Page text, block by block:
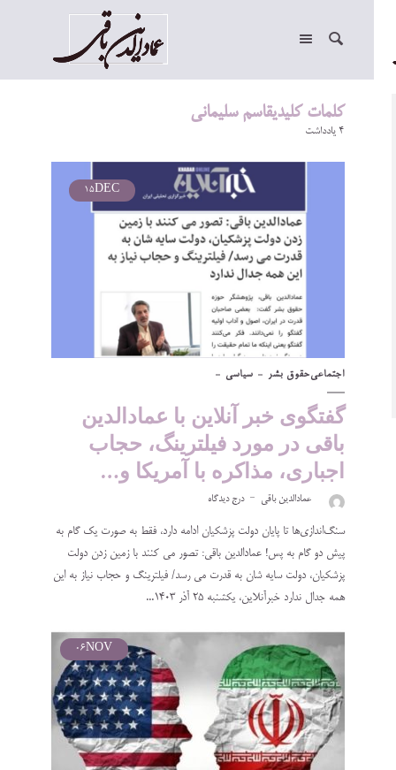
کلمات کلیدیقاسم سلیمانی
4 یادداشت
DEC
15
اجتماعیحقوق بشر سیاسی
گفتگوی خبر آنلاین با عمادالدین
باقی در مورد فیلترینگ، حجاب
اجباری، مذاکره با آمریکا و…
عمادالدین باقی درج دیدگاه
سنگ‌اندازی‌ها تا پایان دولت پزشکیان ادامه دارد، فقط به صورت یک گام به
پیش دو گام به پس! عمادالدین باقی: تصور می کنند با زمین زدن دولت
پزشکیان، دولت سایه شان به قدرت می رسد/ فیلترینگ و حجاب نیاز به این
همه جدال ندارد خبرآنلاین، یکشنبه ۲۵ آذر ۱۴۰۳...
NOV
06